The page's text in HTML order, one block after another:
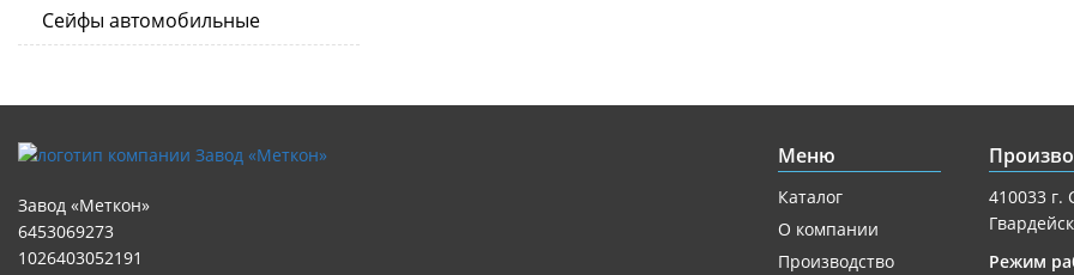
Сейфы автомобильные
Завод «Меткон»
6453069273
1026403052191
Меню
Каталог
О компании
Производство
410033 г.
Режим